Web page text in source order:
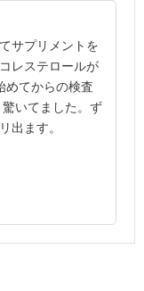
サプリメントを
レステロールが
めてからの検査
いてました。ず
出ます。